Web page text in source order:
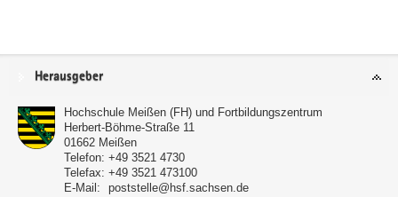
Service
Herausgeber
Hochschule Meißen (FH) und Fortbildungszentrum
Herbert-Böhme-Straße 11
01662 Meißen
Telefon: +49 3521 4730
Telefax: +49 3521 473100
E-Mail:
poststelle@hsf.sachsen.de